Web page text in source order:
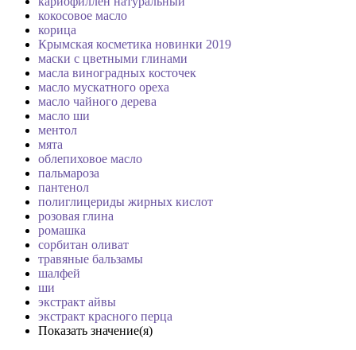
кокосовое масло
корица
Крымская косметика новинки 2019
маски с цветными глинами
масла виноградных косточек
масло мускатного ореха
масло чайного дерева
масло ши
ментол
мята
облепиховое масло
пальмароза
пантенол
полиглицериды жирных кислот
розовая глина
ромашка
сорбитан оливат
травяные бальзамы
шалфей
ши
экстракт айвы
экстракт красного перца
Показать значение(я)